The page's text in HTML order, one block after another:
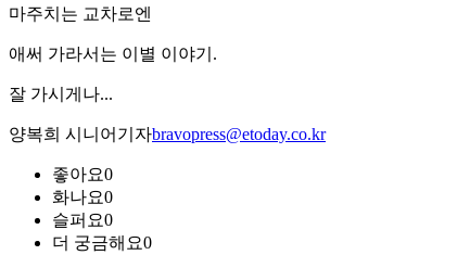
마주치는 교차로엔
애써 가라서는 이별 이야기.
잘 가시게나...
양복희 시니어기자bravopress@etoday.co.kr
좋아요0
화나요0
슬퍼요0
더 궁금해요0